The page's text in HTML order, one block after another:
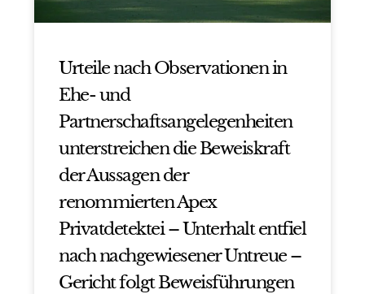
Urteile nach Observationen in
Ehe- und
Partnerschaftsangelegenheiten
unterstreichen die Beweiskraft
der Aussagen der
renommierten Apex
Privatdetektei – Unterhalt entfiel
nach nachgewiesener Untreue –
Gericht folgt Beweisführungen